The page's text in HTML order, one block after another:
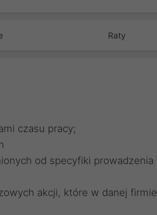
Raty
czasu pracy;
od specyfiki prowadzenia
akcji, które w danej firmie